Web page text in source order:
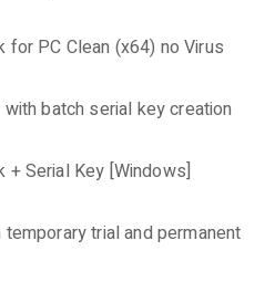
PC Clean (x64) no Virus
batch serial key creation
Serial Key [Windows]
trial and permanent